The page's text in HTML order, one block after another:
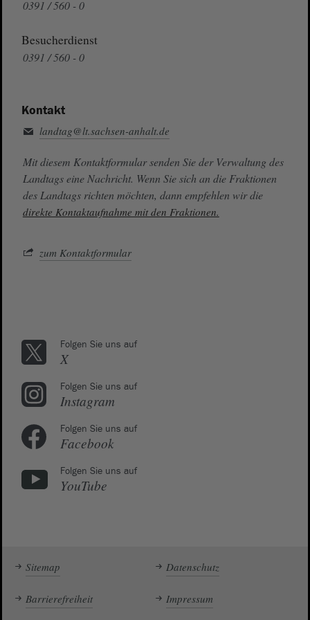
0391 / 560 - 0
Besucherdienst
0391 / 560 - 0
Kontakt
landtag@lt.sachsen-anhalt.de
Mit diesem Kontaktformular senden Sie der Verwaltung des
Landtags eine Nachricht. Wenn Sie sich an die Fraktionen
des Landtags richten möchten, dann empfehlen wir die
direkte Kontaktaufnahme mit den Fraktionen.
zum Kontaktformular
Folgen Sie uns auf
X
Folgen Sie uns auf
Instagram
Folgen Sie uns auf
Facebook
Folgen Sie uns auf
YouTube
Sitemap Datenschutz
Barrierefreiheit Impressum